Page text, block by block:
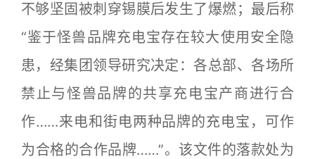
不够坚固被刺穿锡膜后发生了爆燃；最后称
“鉴于怪兽品牌充电宝存在较大使用安全隐
患，经集团领导研究决定：各总部、各场所
禁止与怪兽品牌的共享充电宝产商进行合
作……来电和街电两种品牌的充电宝，可作
为合格的合作品牌……”。该文件的落款处为